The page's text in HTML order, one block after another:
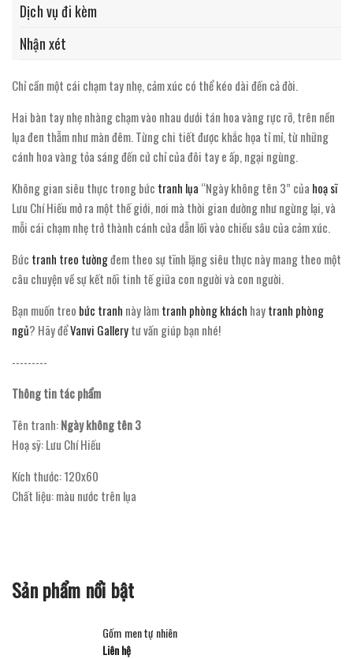
Dịch vụ đi kèm
Nhận xét
Chỉ cần một cái chạm tay nhẹ, cảm xúc có thể kéo dài đến cả đời.
Hai bàn tay nhẹ nhàng chạm vào nhau dưới tán hoa vàng rực rỡ, trên nền
lụa đen thẫm như màn đêm. Từng chi tiết được khắc họa tỉ mỉ, từ những
cánh hoa vàng tỏa sáng đến cử chỉ của đôi tay e ấp, ngại ngùng.
Không gian siêu thực trong bức tranh lụa “Ngày không tên 3” của hoạ sĩ
Lưu Chí Hiếu mở ra một thế giới, nơi mà thời gian dường như ngừng lại, và
mỗi cái chạm nhẹ trở thành cánh cửa dẫn lối vào chiều sâu của cảm xúc.
Bức tranh treo tườngđem theo sự tĩnh lặng siêu thực này mang theo một
câu chuyện về sự kết nối tinh tế giữa con người và con người.
Bạn muốn treo bức tranh này làmtranh phòng khách haytranh phòng
ngủ? Hãy đểVanvi Gallerytư vấn giúp bạn nhé!
---------
Thông tin tác phẩm
Tên tranh:Ngày không tên 3
Hoạ sỹ: Lưu Chí Hiếu
Kích thước: 120x60
Chất liệu: màu nước trên lụa
Sản phẩm nổi bật
Gốm men tự nhiên
Liên hệ